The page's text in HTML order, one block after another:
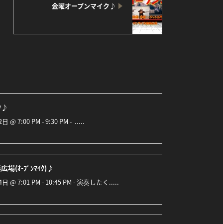
金曜オープンマイク♪
♪
@ 7:00 PM - 9:30 PM - .....
場(ｵ-ﾌﾟﾝﾏｲｸ)♪
@ 7:01 PM - 10:45 PM - 演奏したく.....